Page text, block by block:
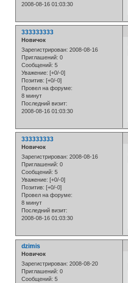
2008-08-16 01:03:30
333333333
Новичок
Зарегистрирован: 2008-08-16
Приглашений: 0
Сообщений: 5
Уважение: [+0/-0]
Позитив: [+0/-0]
Провел на форуме:
8 минут
Последний визит:
2008-08-16 01:03:30
333333333
Новичок
Зарегистрирован: 2008-08-16
Приглашений: 0
Сообщений: 5
Уважение: [+0/-0]
Позитив: [+0/-0]
Провел на форуме:
8 минут
Последний визит:
2008-08-16 01:03:30
dzimis
Новичок
Зарегистрирован: 2008-08-20
Приглашений: 0
Сообщений: 5